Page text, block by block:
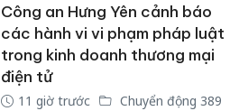
Công an Hưng Yên cảnh báo
các hành vi vi phạm pháp luật
trong kinh doanh thương mại
điện tử
11 giờ trước Chuyển động 389